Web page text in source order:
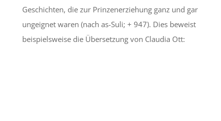
Geschichten, die zur Prinzenerziehung ganz und gar
ungeignet waren (nach as-Suli; + 947). Dies beweist
beispielsweise die Übersetzung von Claudia Ott: